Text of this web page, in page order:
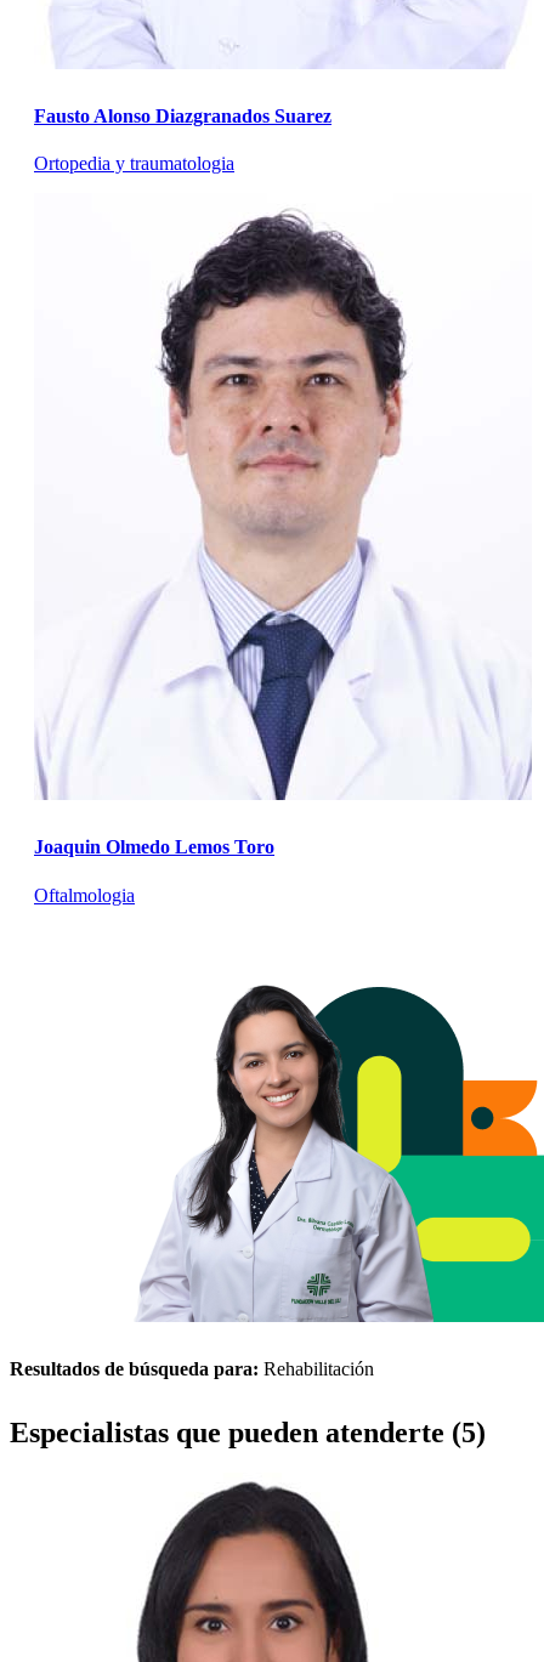
Fausto Alonso Diazgranados Suarez
Ortopedia y traumatologia
Joaquin Olmedo Lemos Toro
Oftalmologia
Resultados de búsqueda para: Rehabilitación
Especialistas que pueden atenderte (5)